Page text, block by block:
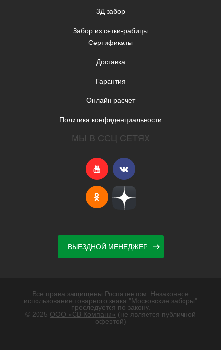
3Д забор
Забор из сетки-рабицы
Сертификаты
Доставка
Гарантия
Онлайн расчет
Политика конфиденциальности
МЫ В СОЦ СЕТЯХ
ВЫЕЗДНОЙ МЕНЕДЖЕР
Все права защищены Роспатентом. Незаконное
использование товарного знака "Московские заборы"
преследуется по закону.
© 2025 ООО «СВ Компани» (не является публичной
офертой)